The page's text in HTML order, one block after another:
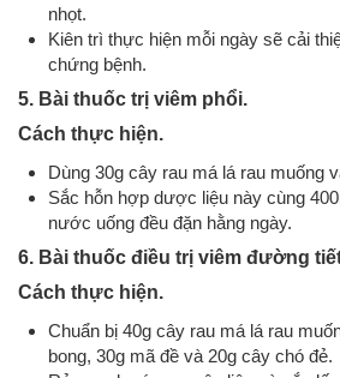
nhọt.
Kiên trì thực hiện mỗi ngày sẽ cải
chứng bệnh.
5. Bài thuốc trị viêm phổi.
Cách thực hiện.
Dùng 30g cây rau má lá rau muống
Sắc hỗn hợp dược liệu này cùng
nước uống đều đặn hằng ngày.
6. Bài thuốc điều trị viêm đường
Cách thực hiện.
Chuẩn bị 40g cây rau má lá rau
bong, 30g mã đề và 20g cây chó đẻ.